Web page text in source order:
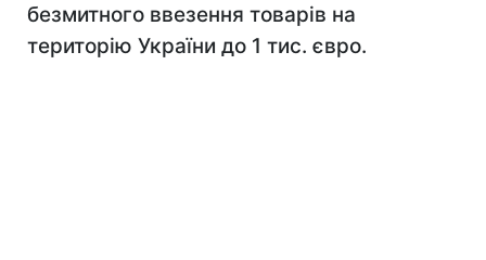
безмитного ввезення товарів на
територію України до 1 тис. євро.